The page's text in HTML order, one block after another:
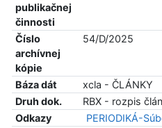
publikačnej
činnosti
Číslo
archívnej
kópie
54/D/2025
Báza dát
xcla - ČLÁNKY
Druh dok.
RBX - rozpis
Odkazy
PERIODIKÁ-